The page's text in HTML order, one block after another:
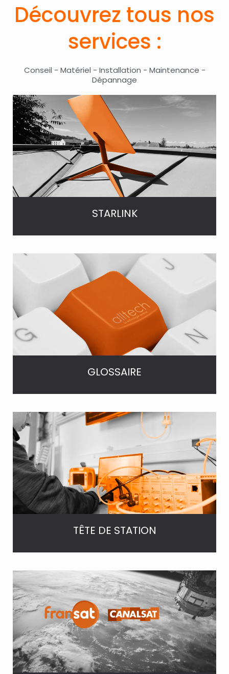
Découvrez tous nos
services :
Conseil - Matériel - Installation - Maintenance -
Dépannage
STARLINK
GLOSSAIRE
TÊTE DE STATION